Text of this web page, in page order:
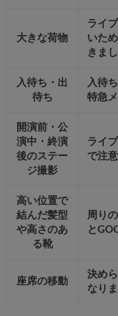
大きな荷物
ライ
いた
きま
入待ち・出
待ち
入待
特急
開演前・公
演中・終演
後のステー
ジ撮影
ライ
で注
高い位置で
結んだ髪型
や高さのあ
る靴
周り
と
座席の移動
決め
なり